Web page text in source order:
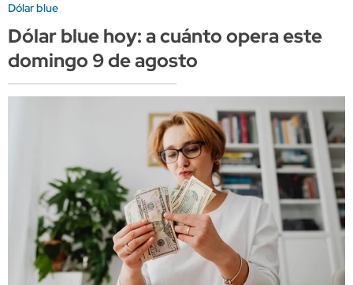
Dólar blue
Dólar blue hoy: a cuánto opera este
domingo 9 de agosto